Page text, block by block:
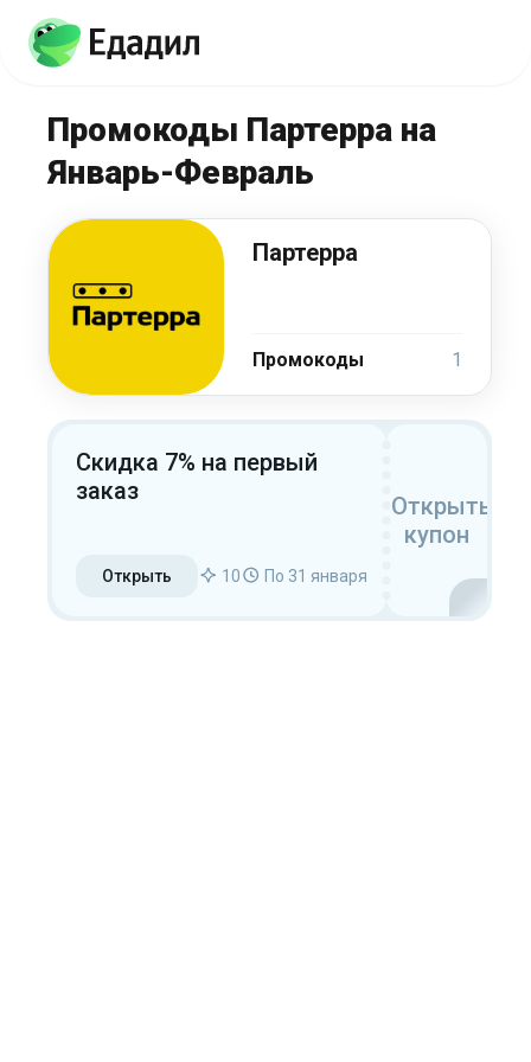
Промокоды Партерра на
Январь-Февраль
Партерра
Промокоды 1
Скидка 7% на первый
заказ
Открыть 10 По 31 января
Открыть
купон